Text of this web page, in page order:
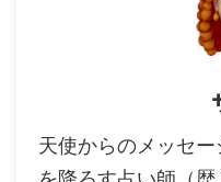
天使からのメッセー